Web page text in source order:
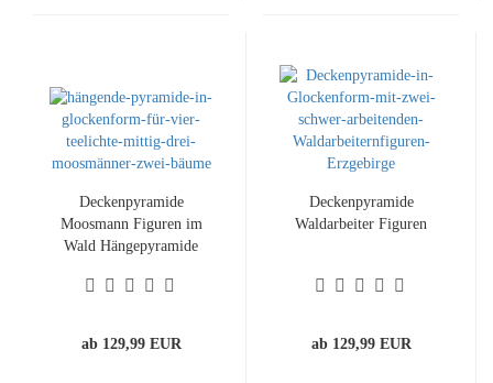
Deckenpyramide
Moosmann Figuren im
Wald Hängepyramide
ab 129,99 EUR
Deckenpyramide
Waldarbeiter Figuren
ab 129,99 EUR